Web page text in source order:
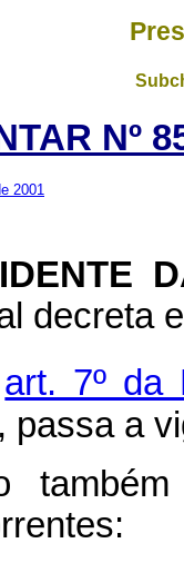
Nº
2001
DA
decreta
art. 7º da
, passa a